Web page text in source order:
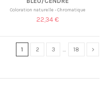
Coloration naturelle - Chromatique
22,34 €
1 2 3 … 18